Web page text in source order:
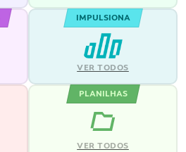
IMPULSIONA
VER TODOS
PLANILHAS
VER TODOS